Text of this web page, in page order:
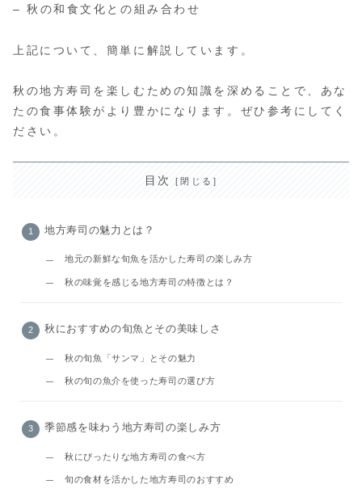
– 秋の和食文化との組み合わせ
上記について、簡単に解説しています。
秋の地方寿司を楽しむための知識を深めることで、あな
たの食事体験がより豊かになります。ぜひ参考にしてく
ださい。
目次
地方寿司の魅力とは？
地元の新鮮な旬魚を活かした寿司の楽しみ方
秋の味覚を感じる地方寿司の特徴とは？
秋におすすめの旬魚とその美味しさ
秋の旬魚「サンマ」とその魅力
秋の旬の魚介を使った寿司の選び方
季節感を味わう地方寿司の楽しみ方
秋にぴったりな地方寿司の食べ方
旬の食材を活かした地方寿司のおすすめ